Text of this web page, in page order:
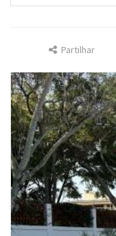
Partilhar